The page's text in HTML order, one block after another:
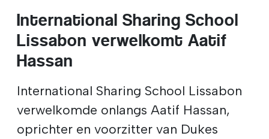
International Sharing School
Lissabon verwelkomt Aatif
Hassan
International Sharing School Lissabon
verwelkomde onlangs Aatif Hassan,
oprichter en voorzitter van Dukes